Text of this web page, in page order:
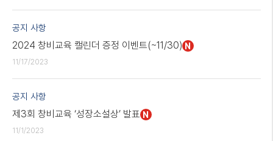
공지 사항
2024 창비교육 캘린더 증정 이벤트(~11/30) N
11/17/2023
공지 사항
제3회 창비교육 ‘성장소설상’ 발표 N
11/1/2023